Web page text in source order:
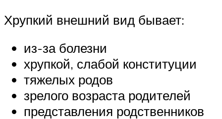
Хрупкий внешний вид бывает:
из-за болезни
хрупкой, слабой конституции
тяжелых родов
зрелого возраста родителей
представления родственников